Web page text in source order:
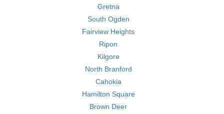
Gretna
South Ogden
Fairview Heights
Ripon
Kilgore
North Branford
Cahokia
Hamilton Square
Brown Deer